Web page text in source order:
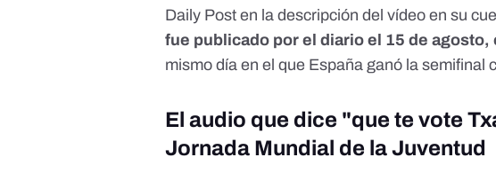
Daily Post en la descripción del vídeo en su
fue publicado por el diario el 15 de agosto,
mismo día en el que España ganó la semifinal
El audio que dice "que te vote
Jornada Mundial de la Juventud